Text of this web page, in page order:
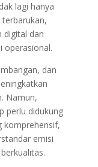
lagi hanya
digital dan
operasional.
dan
Namun,
perlu didukung
komprehensif,
emisi